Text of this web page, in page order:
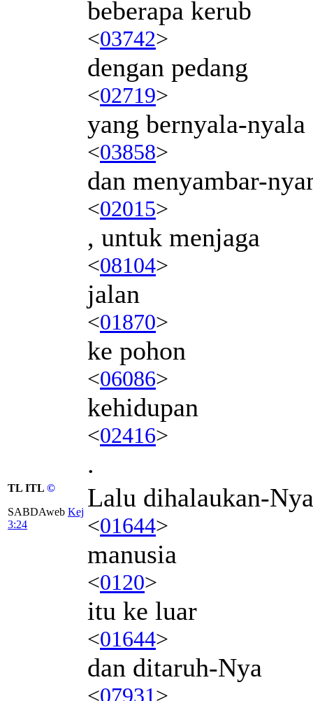
beberapa kerub
<03742>
dengan pedang
<02719>
yang bernyala-nyala
<03858>
dan menyambar-
<02015>
, untuk menjaga
<08104>
jalan
<01870>
ke pohon
<06086>
kehidupan
<02416>
.
TL ITL ©
SABDAweb Kej
3:24
Lalu dihalaukan-Nya
<01644>
manusia
<0120>
itu ke luar
<01644>
dan ditaruh-Nya
<07931>